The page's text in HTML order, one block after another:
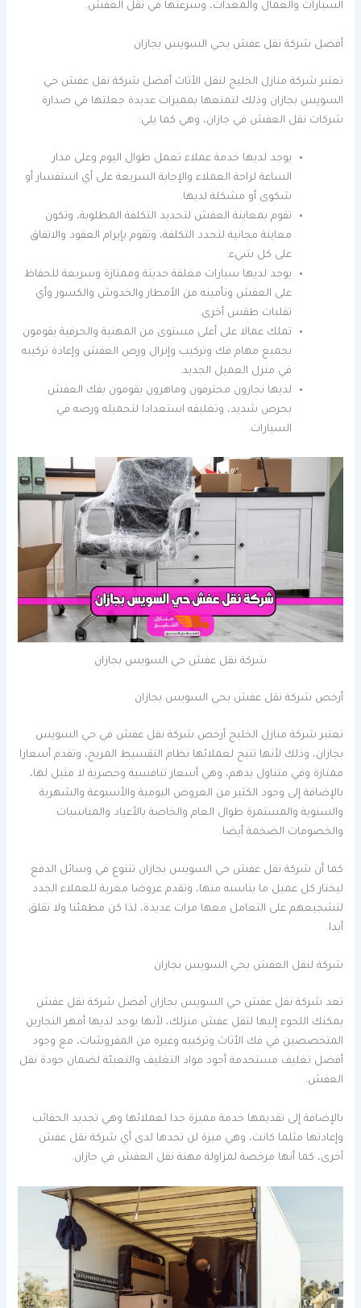
السيارات والعمال والمعدات، وسرعتها في نقل العفش.
أفضل شركة نقل عفش بحي السويس بجازان
تعتبر شركة منازل الخليج لنقل الأثاث أفضل شركة نقل عفش حي
السويس بجازان وذلك لتمتعها بمميزات عديدة جعلتها في صدارة
شركات نقل العفش في جازان، وهي كما يلي:
يوجد لديها خدمة عملاء تعمل طوال اليوم وعلى مدار
الساعة لراحة العملاء والإجابة السريعة على أي استفسار أو
شكوى أو مشكلة لديها.
تقوم بمعاينة العفش لتحديد التكلفة المطلوبة، وتكون
معاينة مجانية لتحدد التكلفة، وتقوم بإبرام العقود والاتفاق
على كل شيء.
يوجد لديها سيارات مغلقة حديثة وممتازة وسريعة للحفاظ
على العفش وتأمينه من الأمطار والخدوش والكسور وأي
تقلبات طقس أخرى.
تملك عمالا على أعلى مستوى من المهنية والحرفية يقومون
بجميع مهام فك وتركيب وإنزال ورص العفش وإعادة تركيبه
في منزل العميل الجديد.
لديها نجارون محترفون وماهرون يقومون بفك العفش
بحرص شديد، وتغليفه استعدادا لتحميله ورصه في
السيارات.
شركة نقل عفش حي السويس بجازان
أرخص شركة نقل عفش بحي السويس بجازان
تعتبر شركة منازل الخليج أرخص شركة نقل عفش في حي السويس
بجازان، وذلك لأنها تتيح لعملائها نظام التقسيط المريح، وتقدم أسعارا
ممتازة وفي متناول يدهم، وهي أسعار تنافسية وحصرية لا مثيل لها،
بالإضافة إلى وجود الكثير من العروض اليومية والأسبوعة والشهرية
والسنوية والمستمرة طوال العام والخاصة بالأعياد والمناسبات
والخصومات الضخمة أيضا.
كما أن شركة نقل عفش حي السويس بجازان تتنوع في وسائل الدفع
ليختار كل عميل ما يناسبه منها، وتقدم عروضا مغرية للعملاء الجدد
لتشجيعهم على التعامل معها مرات عديدة، لذا كن مطمئنا ولا تقلق
أبدا.
شركة لنقل العفش بحي السويس بجازان
تعد شركة نقل عفش حي السويس بجازان أفضل شركة نقل عفش
يمكنك اللجوء إليها لتقل عفش منزلك، لأنها يوجد لديها أمهر النجارين
المتخصصين في فك الأثاث وتركيبه وغيره من المفروشات، مع وجود
أفضل تغليف مستخدمة أجود مواد التغليف والتعبئة لضمان جودة نقل
العفش.
بالإضافة إلى تقديمها خدمة مميزة جدا لعملائها وهي تجديد الحقائب
وإعادتها مثلما كانت، وهي ميزة لن تجدها لدى أي شركة نقل عفش
أخرى، كما أنها مرخصة لمزاولة مهنة نقل العفش في جازان.